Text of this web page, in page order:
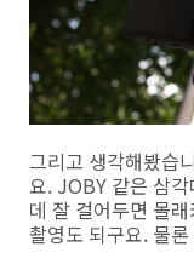
그리고 생각해봤습
요. JOBY 같은 삼
데 잘 걸어두면 몰
촬영도 되구요. 물